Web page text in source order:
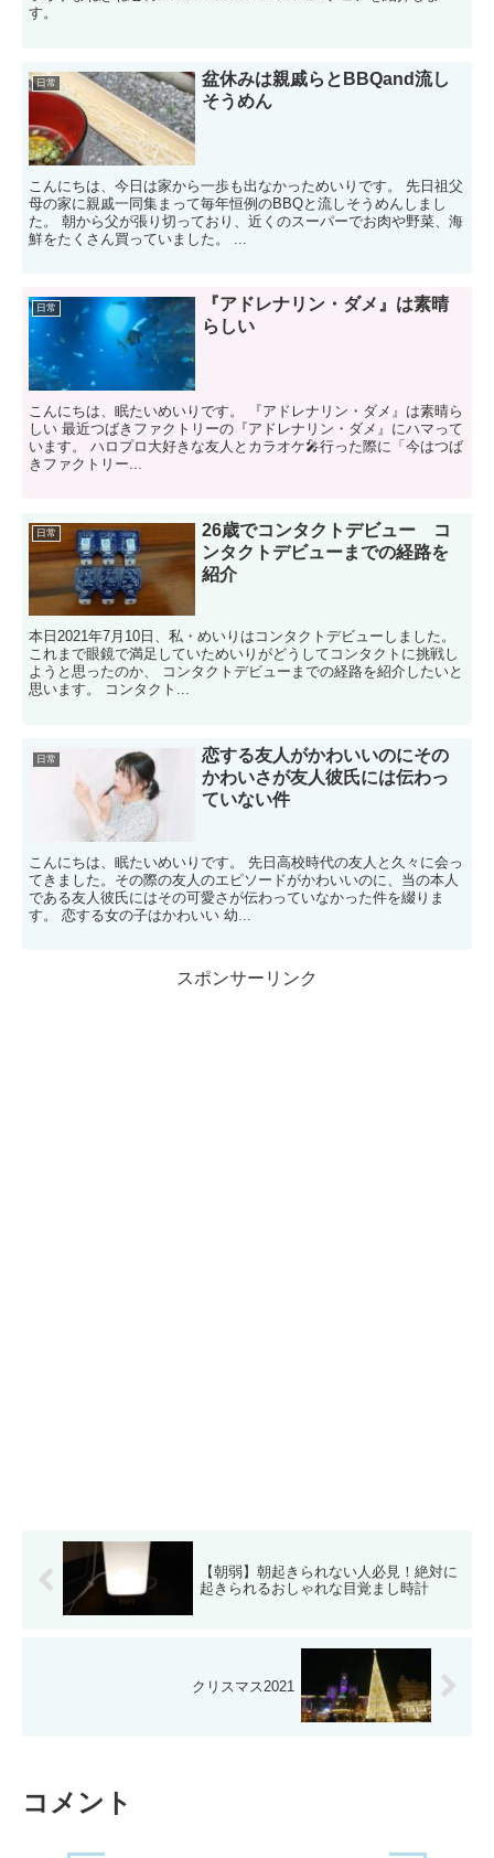
す。
日常
盆休みは親戚らとBBQand流し
そうめん
こんにちは、今日は家から一歩も出なかっためいりです。 先日祖父
母の家に親戚一同集まって毎年恒例のBBQと流しそうめんしまし
た。 朝から父が張り切っており、近くのスーパーでお肉や野菜、海
鮮をたくさん買っていました。 ...
日常
『アドレナリン・ダメ』は素晴
らしい
こんにちは、眠たいめいりです。 『アドレナリン・ダメ』は素晴ら
しい 最近つばきファクトリーの『アドレナリン・ダメ』にハマって
います。 ハロプロ大好きな友人とカラオケ🎤行った際に「今はつば
きファクトリー...
日常
26歳でコンタクトデビュー コ
ンタクトデビューまでの経路を
紹介
本日2021年7月10日、私・めいりはコンタクトデビューしました。
これまで眼鏡で満足していためいりがどうしてコンタクトに挑戦し
ようと思ったのか、 コンタクトデビューまでの経路を紹介したいと
思います。 コンタクト...
日常
恋する友人がかわいいのにその
かわいさが友人彼氏には伝わっ
ていない件
こんにちは、眠たいめいりです。 先日高校時代の友人と久々に会っ
てきました。その際の友人のエピソードがかわいいのに、当の本人
である友人彼氏にはその可愛さが伝わっていなかった件を綴りま
す。 恋する女の子はかわいい 幼...
スポンサーリンク
【朝弱】朝起きられない人必見！絶対に
起きられるおしゃれな目覚まし時計
クリスマス2021
コメント